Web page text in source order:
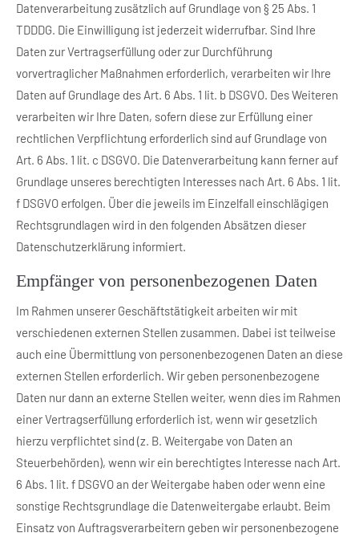
Datenverarbeitung zusätzlich auf Grundlage von § 25 Abs. 1
TDDDG. Die Einwilligung ist jederzeit widerrufbar. Sind Ihre
Daten zur Vertragserfüllung oder zur Durchführung
vorvertraglicher Maßnahmen erforderlich, verarbeiten wir Ihre
Daten auf Grundlage des Art. 6 Abs. 1 lit. b DSGVO. Des Weiteren
verarbeiten wir Ihre Daten, sofern diese zur Erfüllung einer
rechtlichen Verpflichtung erforderlich sind auf Grundlage von
Art. 6 Abs. 1 lit. c DSGVO. Die Datenverarbeitung kann ferner auf
Grundlage unseres berechtigten Interesses nach Art. 6 Abs. 1 lit.
f DSGVO erfolgen. Über die jeweils im Einzelfall einschlägigen
Rechtsgrundlagen wird in den folgenden Absätzen dieser
Datenschutzerklärung informiert.
Empfänger von personenbezogenen Daten
Im Rahmen unserer Geschäftstätigkeit arbeiten wir mit
verschiedenen externen Stellen zusammen. Dabei ist teilweise
auch eine Übermittlung von personenbezogenen Daten an diese
externen Stellen erforderlich. Wir geben personenbezogene
Daten nur dann an externe Stellen weiter, wenn dies im Rahmen
einer Vertragserfüllung erforderlich ist, wenn wir gesetzlich
hierzu verpflichtet sind (z. B. Weitergabe von Daten an
Steuerbehörden), wenn wir ein berechtigtes Interesse nach Art.
6 Abs. 1 lit. f DSGVO an der Weitergabe haben oder wenn eine
sonstige Rechtsgrundlage die Datenweitergabe erlaubt. Beim
Einsatz von Auftragsverarbeitern geben wir personenbezogene